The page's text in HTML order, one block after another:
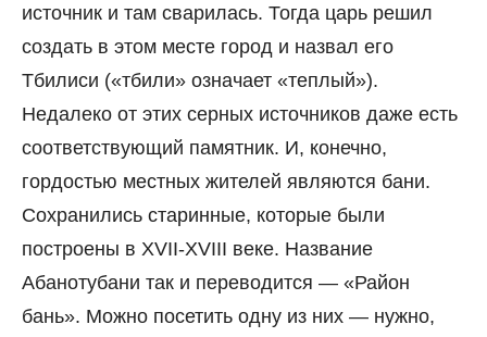
источник и там сварилась. Тогда царь решил
создать в этом месте город и назвал его
Тбилиси («тбили» означает «теплый»).
Недалеко от этих серных источников даже есть
соответствующий памятник. И, конечно,
гордостью местных жителей являются бани.
Сохранились старинные, которые были
построены в XVII-XVIII веке. Название
Абанотубани так и переводится — «Район
бань». Можно посетить одну из них — нужно,